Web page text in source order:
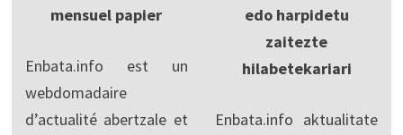
mensuel papier
Enbata.info est un
webdomadaire
d’actualité abertzale et
edo harpidetu
zaitezte
hilabetekariari
Enbata.info aktualitate